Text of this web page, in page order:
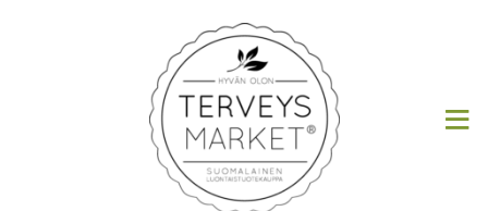
Terveysmarket